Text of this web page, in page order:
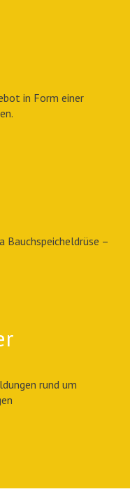
in Form einer
Bauchspeicheldrüse –
rund um